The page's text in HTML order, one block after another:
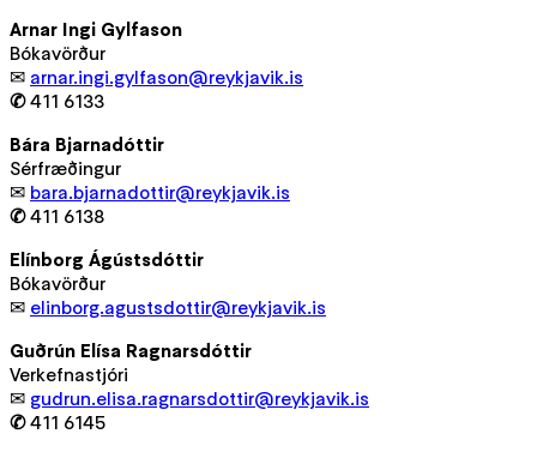
Arnar Ingi Gylfason
Bókavörður
✉ arnar.ingi.gylfason@reykjavik.is
✆411 6133
Bára Bjarnadóttir
Sérfræðingur
✉ bara.bjarnadottir@reykjavik.is
✆411 6138
Elínborg Ágústsdóttir
Bókavörður
✉ elinborg.agustsdottir@reykjavik.is
Guðrún Elísa Ragnarsdóttir
Verkefnastjóri
✉ gudrun.elisa.ragnarsdottir@reykjavik.is
✆411 6145